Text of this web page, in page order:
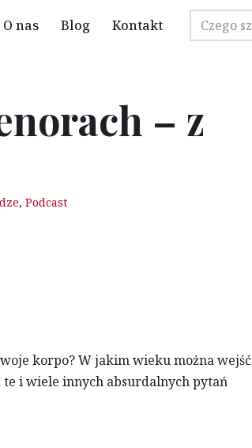
O nas Blog Kontakt
– z
, Podcast
korpo? W jakim wieku można wejść
te i wiele innych absurdalnych pytań